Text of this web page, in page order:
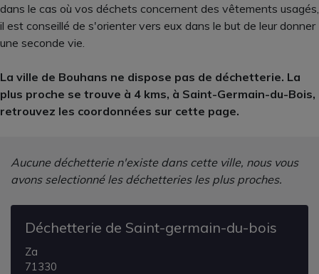
dans le cas où vos déchets concernent des vêtements usagés,
il est conseillé de s'orienter vers eux dans le but de leur donner
une seconde vie.
La ville de Bouhans ne dispose pas de déchetterie. La
plus proche se trouve à 4 kms, à Saint-Germain-du-Bois,
retrouvez les coordonnées sur cette page.
Aucune déchetterie n'existe dans cette ville, nous vous
avons selectionné les déchetteries les plus proches.
Déchetterie de Saint-germain-du-bois
Za
71330